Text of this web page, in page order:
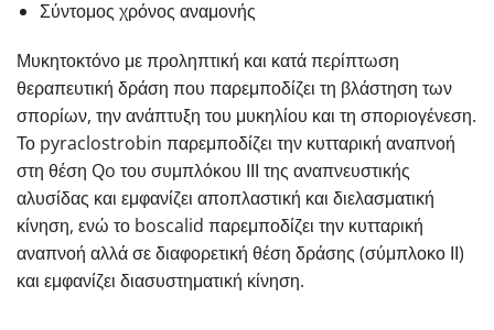
Σύντομος χρόνος αναμονής
Μυκητοκτόνο με προληπτική και κατά περίπτωση
θεραπευτική δράση που παρεμποδίζει τη βλάστηση των
σπορίων, την ανάπτυξη του μυκηλίου και τη σποριογένεση.
Το pyraclostrobin παρεμποδίζει την κυτταρική αναπνοή
στη θέση Qo του συμπλόκου ΙΙΙ της αναπνευστικής
αλυσίδας και εμφανίζει αποπλαστική και διελασματική
κίνηση, ενώ το boscalid παρεμποδίζει την κυτταρική
αναπνοή αλλά σε διαφορετική θέση δράσης (σύμπλοκο ΙΙ)
και εμφανίζει διασυστηματική κίνηση.